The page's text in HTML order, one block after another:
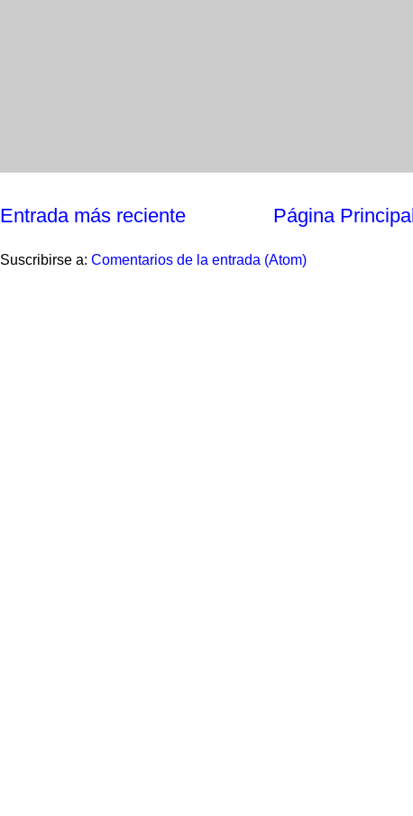
Entrada más reciente Página Principal
Suscribirse a: Comentarios de la entrada (Atom)